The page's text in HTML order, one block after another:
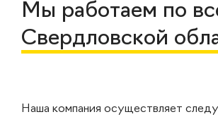
Мы работаем по
Свердловской
Наша компания осуществляет